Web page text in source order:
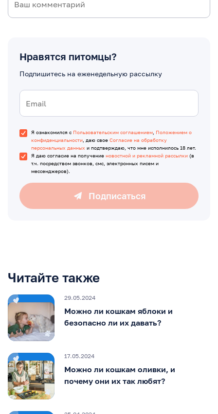
Нравятся питомцы?
Подпишитесь на еженедельную рассылку
Я ознакомился с Пользовательским соглашением, Положением о
конфиденциальности, даю свое Согласие на обработку
персональных данных и подтверждаю, что мне исполнилось 18 лет.
Я даю согласие на получение новостной и рекламной рассылки (в
т.ч. посредством звонков, смс, электронных писем и
мессенджеров).
Подписаться
Читайте также
29.05.2024
Можно ли кошкам яблоки и
безопасно ли их давать?
17.05.2024
Можно ли кошкам оливки, и
почему они их так любят?